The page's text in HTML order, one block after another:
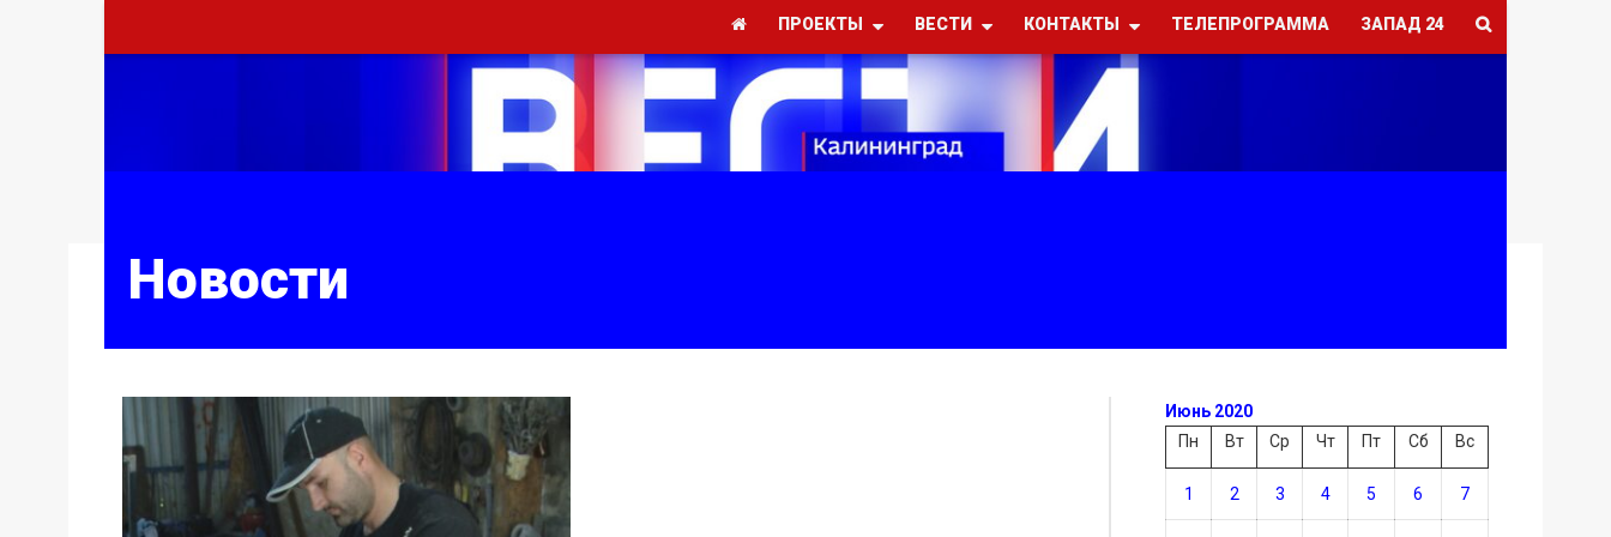
ПРОЕКТЫ ВЕСТИ КОНТАКТЫ ТЕЛЕПРОГРАММА ЗАПАД 24
Новости
Июнь 2020
Пн
Вт Ср Чт Пт Сб Вс
1 2 3 4 5 6 7